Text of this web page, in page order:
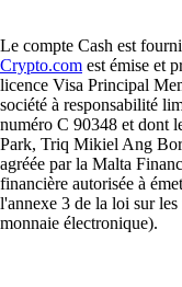
Le compte Cash est
Crypto.com est émise et
licence Visa Principal
société à responsabilité
numéro C 90348 et dont
Park, Triq Mikiel Ang
agréée par la Malta
financière autorisée à
l'annexe 3 de la loi sur
monnaie électronique).